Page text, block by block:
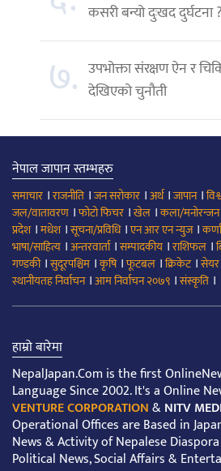
कसरी बन्यो दुःखद दुर्घटना ?
७. उपभोक्ता संरक्षण ऐन र
देखिएको चुनौती
नेपाल जापान स्तम्भहरु
समाचार ।राजनीति ।जन सरोकार ।अर्थ।जापान।
जल/वातावरण ।फोटो फिचर ।खेल ।कला/मनोरन्जन
प्रदेश।मधेश।सूचना/प्रविधि।एन आर एन न्युज।
भाषा/साहित्य ।अन्तरवार्ता।सम्पादकीय ।राशिफल ।
गण्डकी।सुदूरपश्चिम ।कृषि।फूटबल ।क्रिकेट।सेयर
स्थानीयतह निर्वाचन।आम निर्वाचन २०७९ ।संस्कृति ।
हाम्रो बारेमा
NepalJapan.Com is the first
Language Since 2002. It's a Online
VENTURE CORPORATION&NITV
Operational Offices are Based in
News & Activity of Nepalese
Political News, Social Affairs &